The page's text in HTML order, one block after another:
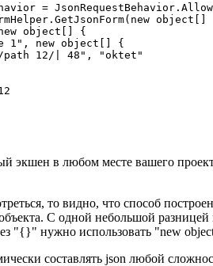
=
object[]
object[] {
1", new object[] {
12/| 48", "oktet"
экшен в любом месте вашего
то видно, что способ
С одной небольшой
"{}" нужно использовать "new
составлять json любой